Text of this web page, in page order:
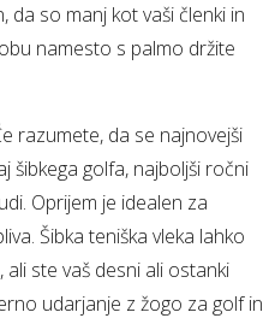
so manj kot vaši členki in
namesto s palmo držite
razumete, da se najnovejši
šibkega golfa, najboljši ročni
Oprijem je idealen za
Šibka teniška vleka lahko
ste vaš desni ali ostanki
udarjanje z žogo za golf in